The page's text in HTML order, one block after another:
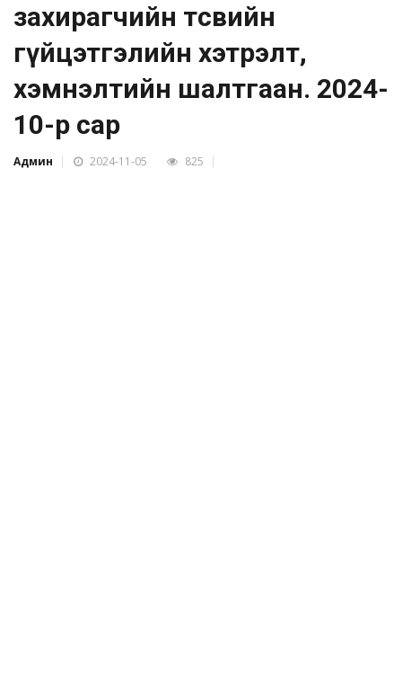
захирагчийн төсвийн
гүйцэтгэлийн хэтрэлт,
хэмнэлтийн шалтгаан. 2024-
10-р сар
Админ 2024-11-05 825